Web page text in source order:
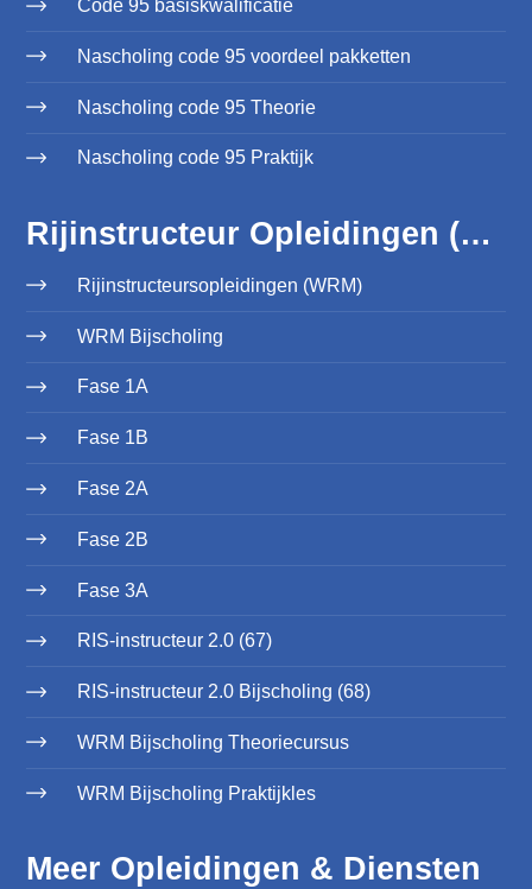
Code 95 basiskwalificatie
Nascholing code 95 voordeel pakketten
Nascholing code 95 Theorie
Nascholing code 95 Praktijk
Rijinstructeur Opleidingen (WRM)
Rijinstructeursopleidingen (WRM)
WRM Bijscholing
Fase 1A
Fase 1B
Fase 2A
Fase 2B
Fase 3A
RIS-instructeur 2.0 (67)
RIS-instructeur 2.0 Bijscholing (68)
WRM Bijscholing Theoriecursus
WRM Bijscholing Praktijkles
Meer Opleidingen & Diensten